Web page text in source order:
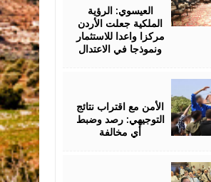
العيسوي: الرؤية
الملكية جعلت الأردن
مركزا واعدا للاستثمار
ونموذجا في الاعتدال
الأمن مع اقتراب نتائج
التوجيهي: رصد وضبط
أي مخالفة
2026